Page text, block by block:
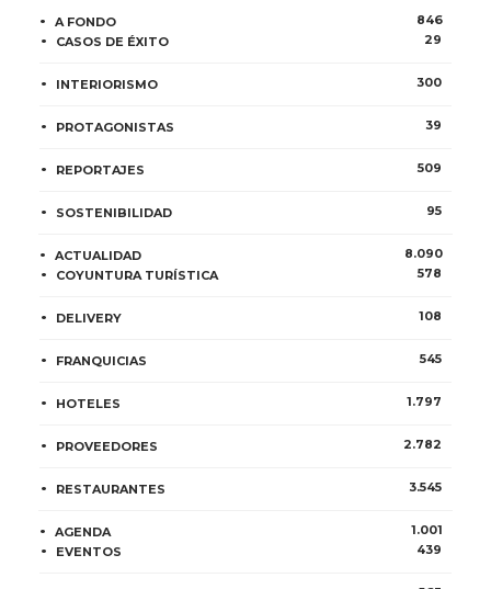
A FONDO
846
CASOS DE ÉXITO
29
INTERIORISMO 300
PROTAGONISTAS 39
REPORTAJES 509
SOSTENIBILIDAD 95
ACTUALIDAD
8.090
COYUNTURA TURÍSTICA
578
DELIVERY 108
FRANQUICIAS 545
HOTELES 1.797
PROVEEDORES 2.782
RESTAURANTES 3.545
AGENDA
1.001
EVENTOS
439